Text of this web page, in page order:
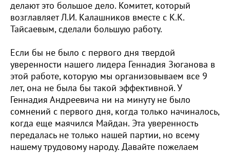
делают это большое дело. Комитет, который
возглавляет Л.И. Калашников вместе с К.К.
Тайсаевым, сделали большую работу.
Если бы не было с первого дня твердой
уверенности нашего лидера Геннадия Зюганова в
этой работе, которую мы организовываем все 9
лет, она не была бы такой эффективной. У
Геннадия Андреевича ни на минуту не было
сомнений с первого дня, когда только начиналось,
когда еще маячился Майдан. Эта уверенность
передалась не только нашей партии, но всему
нашему трудовому народу. Давайте пожелаем